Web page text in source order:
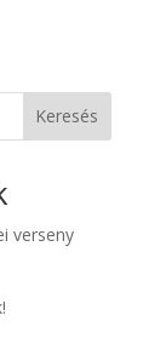
Keresés
verseny